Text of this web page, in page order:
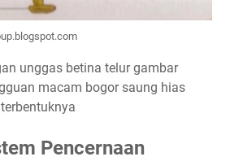
unggas betina telur gambar
macam bogor saung hias
Pencernaan